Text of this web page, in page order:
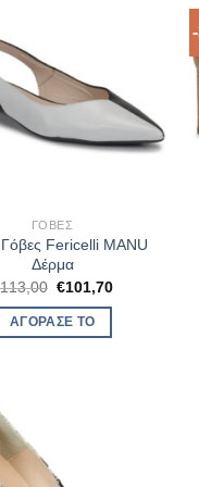
ΓΌΒΕΣ
Fericelli MANU
Δέρμα
113,00 Original
was:
€113,00.
€101,70Η
ΑΓΌΡΑΣΈ ΤΟ